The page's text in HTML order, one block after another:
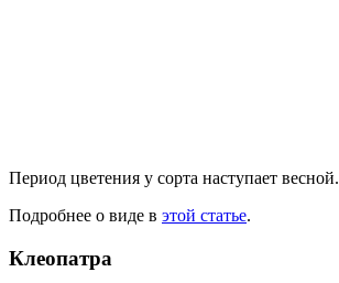
Период цветения у сорта наступает весной.
Подробнее о виде в этой статье.
Клеопатра